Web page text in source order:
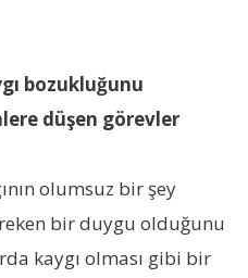
bozukluğunu
düşen görevler
olumsuz bir şey
bir duygu olduğunu
kaygı olması gibi bir